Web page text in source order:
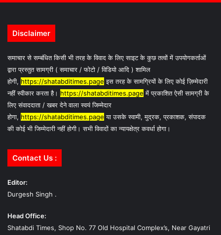
Disclaimer
समाचार से सम्बंधित किसी भी तरह के विवाद के लिए साइट के कुछ तत्वों में उपयोगकर्ताओं
द्वारा प्रस्तुत सामग्री ( समाचार / फोटो / विडियो आदि ) शामिल
होगी, https://shatabditimes.page इस तरह के सामग्रियों के लिए कोई ज़िम्मेदारी
नहीं स्वीकार करता है। https://shatabditimes.page में प्रकाशित ऐसी सामग्री के
लिए संवाददाता / खबर देने वाला स्वयं जिम्मेदार
होगा, https://shatabditimes.page या उसके स्वामी, मुद्रक, प्रकाशक, संपादक
की कोई भी जिम्मेदारी नहीं होगी। सभी विवादों का न्यायक्षेत्र कवर्धा होगा।
Contact Us :
Editor:
Durgesh Singh .
Head Office:
Shatabdi Times, Shop No. 77 Old Hospital Complex’s, Near Gayatri